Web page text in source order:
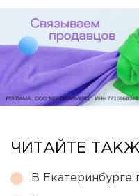
ЧИТАЙТЕ
В Екатеринбурге